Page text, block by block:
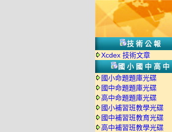
技術公報
Xcdex 技術文章
國小國中高中
國小命題題庫光碟
國中命題題庫光碟
高中命題題庫光碟
國小補習班教學光碟
國中補習班教育光碟
高中補習班教學光碟